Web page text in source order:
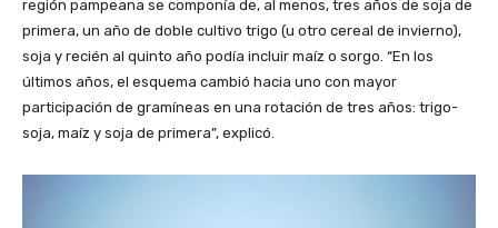
región pampeana se componía de, al menos, tres años de soja de
primera, un año de doble cultivo trigo (u otro cereal de invierno),
soja y recién al quinto año podía incluir maíz o sorgo. “En los
últimos años, el esquema cambió hacia uno con mayor
participación de gramíneas en una rotación de tres años: trigo-
soja, maíz y soja de primera”, explicó.